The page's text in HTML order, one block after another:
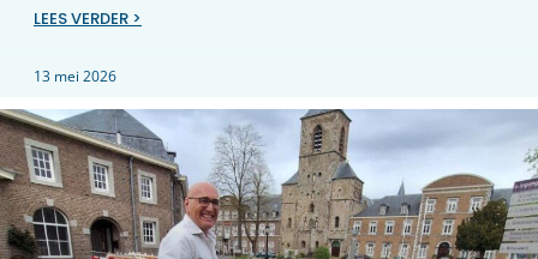
LEES VERDER >
13 mei 2026